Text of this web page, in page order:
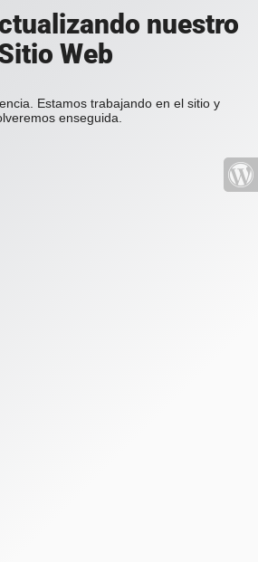
nuestro
Web
Estamos trabajando en el sitio y
enseguida.